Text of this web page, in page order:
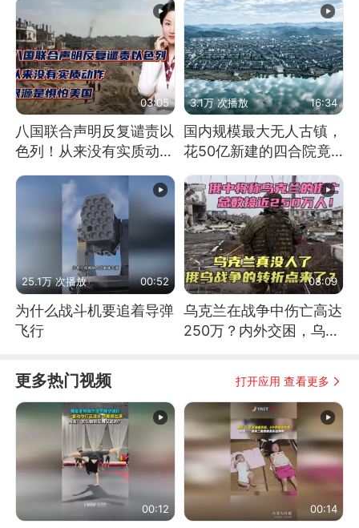
03:05
八国联合声明反复谴责以
色列！从来没有实质动
3.1万 次播放 16:34
国内规模最大无人古镇，
花50亿新建的四合院竟
25.1万 次播放 00:52
为什么战斗机要追着导弹
飞行
08:09
乌克兰在战争中伤亡高达
250万？内外交困，乌克
更多热门视频 打开应用 查看更多
00:12 00:14